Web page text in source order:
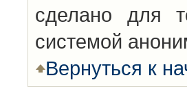
сделано для
системой
Вернуться к